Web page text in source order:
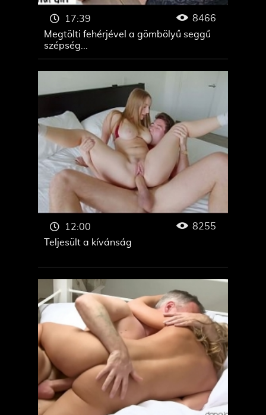
Megtölti fehérjével a gömbölyű seggű
szépség...
17:39 8466
Teljesült a kívánság
12:00 8255